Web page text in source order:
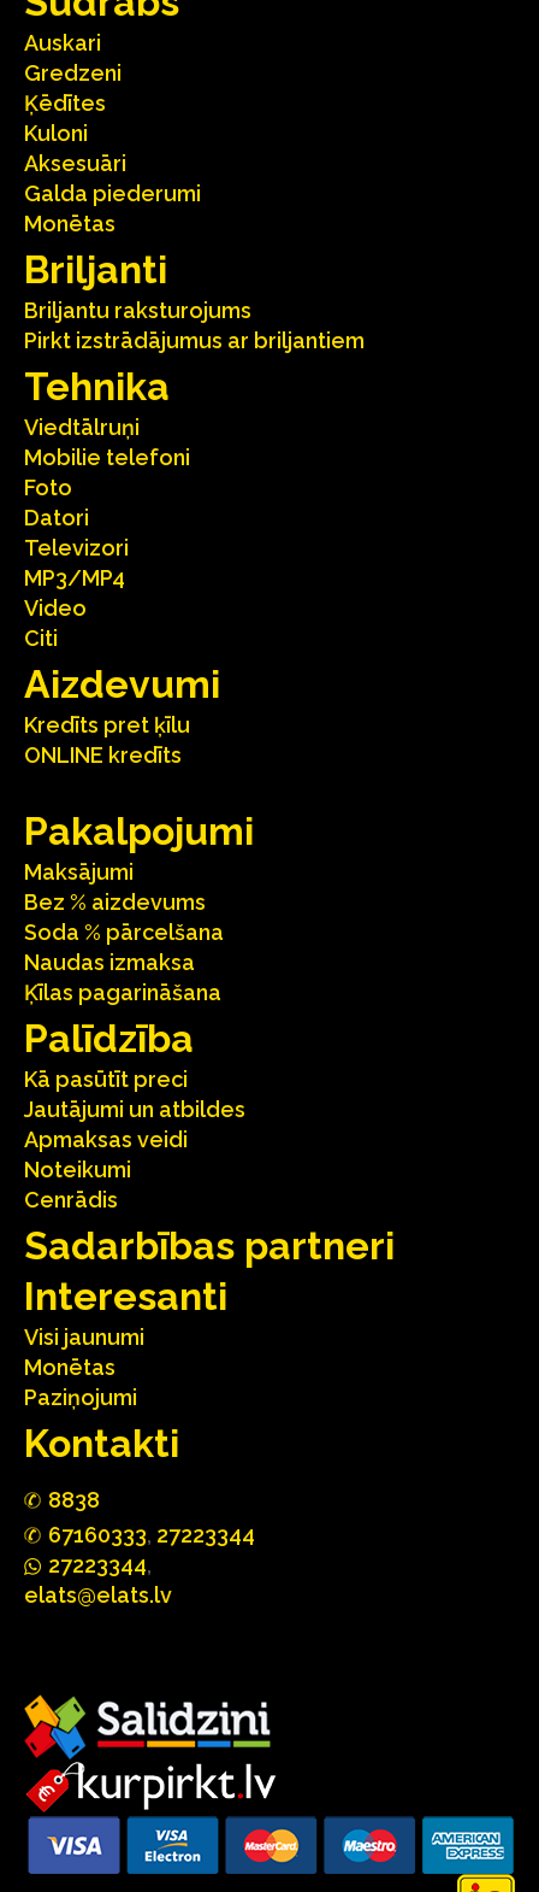
Auskari
Gredzeni
Ķēdītes
Kuloni
Aksesuāri
Galda piederumi
Monētas
Briljanti
Briljantu raksturojums
Pirkt izstrādājumus ar briljantiem
Tehnika
Viedtālruņi
Mobilie telefoni
Foto
Datori
Televizori
MP3/MP4
Video
Citi
Aizdevumi
Kredīts pret ķīlu
ONLINE kredīts
Pakalpojumi
Maksājumi
Bez % aizdevums
Soda % pārcelšana
Naudas izmaksa
Ķīlas pagarināšana
Palīdzība
Kā pasūtīt preci
Jautājumi un atbildes
Apmaksas veidi
Noteikumi
Cenrādis
Sadarbības partneri
Interesanti
Visi jaunumi
Monētas
Paziņojumi
Kontakti
8838
67160333, 27223344
27223344,
elats@elats.lv